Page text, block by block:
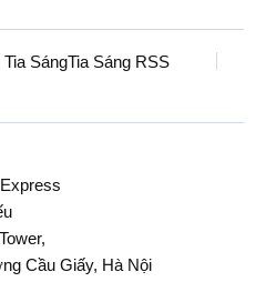
SángTia Sáng RSS
Cầu Giấy, Hà Nội